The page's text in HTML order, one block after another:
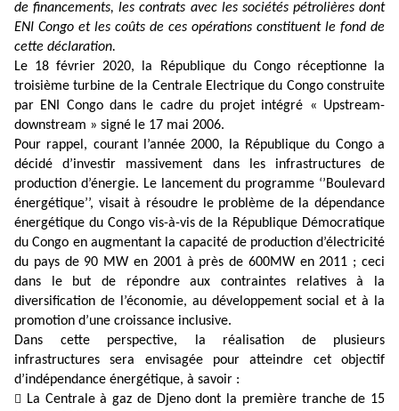
de financements, les contrats avec les sociétés pétrolières dont
ENI Congo et les coûts de ces opérations constituent le fond de
cette déclaration.
Le 18 février 2020, la République du Congo réceptionne la
troisième turbine de la Centrale Electrique du Congo construite
par ENI Congo dans le cadre du projet intégré « Upstream-
downstream » signé le 17 mai 2006.
Pour rappel, courant l’année 2000, la République du Congo a
décidé d’investir massivement dans les infrastructures de
production d’énergie. Le lancement du programme ‘’Boulevard
énergétique’’, visait à résoudre le problème de la dépendance
énergétique du Congo vis-à-vis de la République Démocratique
du Congo en augmentant la capacité de production d’électricité
du pays de 90 MW en 2001 à près de 600MW en 2011 ; ceci
dans le but de répondre aux contraintes relatives à la
diversification de l’économie, au développement social et à la
promotion d’une croissance inclusive.
Dans cette perspective, la réalisation de plusieurs
infrastructures sera envisagée pour atteindre cet objectif
d’indépendance énergétique, à savoir :
 La Centrale à gaz de Djeno dont la première tranche de 15